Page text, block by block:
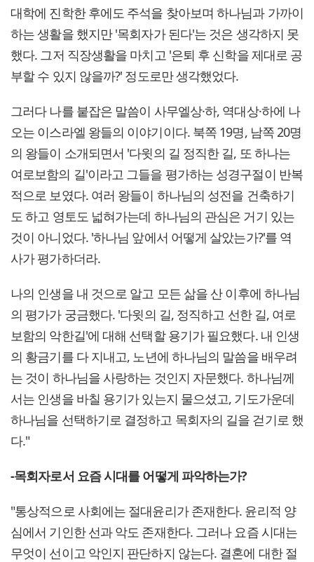
대학에 진학한 후에도 주석을 찾아보며 하나님과 가까이
하는 생활을 했지만 '목회자가 된다'는 것은 생각하지 못
했다. 그저 직장생활을 마치고 '은퇴 후 신학을 제대로 공
부할 수 있지 않을까?' 정도로만 생각했었다.
그러다 나를 붙잡은 말씀이 사무엘상·하, 역대상·하에 나
오는 이스라엘 왕들의 이야기이다. 북쪽 19명, 남쪽 20명
의 왕들이 소개되면서 '다윗의 길 정직한 길, 또 하나는
여로보함의 길'이라고 그들을 평가하는 성경구절이 반복
적으로 보였다. 여러 왕들이 하나님의 성전을 건축하기
도 하고 영토도 넓혀가는데 하나님의 관심은 거기 있는
것이 아니었다. '하나님 앞에서 어떻게 살았는가?'를 역
사가 평가하더라.
나의 인생을 내 것으로 알고 모든 삶을 산 이후에 하나님
의 평가가 궁금했다. '다윗의 길, 정직하고 선한 길, 여로
보함의 악한길'에 대해 선택할 용기가 필요했다. 내 인생
의 황금기를 다 지내고, 노년에 하나님의 말씀을 배우려
는 것이 하나님을 사랑하는 것인지 자문했다. 하나님께
서는 인생을 바칠 용기가 있는지 물으셨고, 기도가운데
하나님을 선택하기로 결정하고 목회자의 길을 걷기로 했
다."
-목회자로서 요즘 시대를 어떻게 파악하는가?
"통상적으로 사회에는 절대윤리가 존재한다. 윤리적 양
심에서 기인한 선과 악도 존재한다. 그러나 요즘 시대는
무엇이 선이고 악인지 판단하지 않는다. 결혼에 대한 절